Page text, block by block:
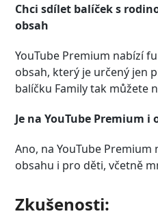
Chci sdílet balíček s
obsah
YouTube Premium nabízí
obsah, který je určený jen
balíčku Family tak můžete
Je na YouTube Premium i
Ano, na YouTube
obsahu i pro děti, včetně
Zkušenosti: